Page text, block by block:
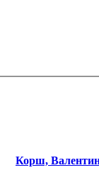
Корш,